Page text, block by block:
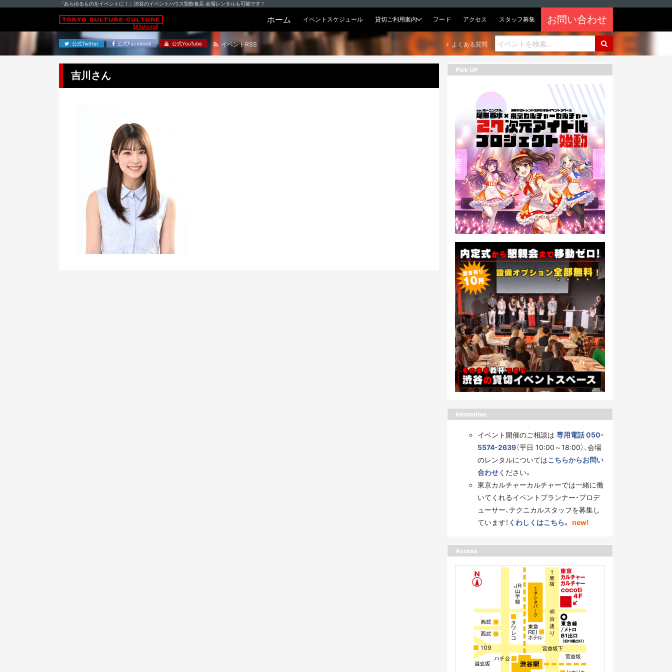
「あらゆるものをイベントに！」渋谷のイベントハウス型飲食店 会場レンタルも可能です！
ホーム イベントスケジュール 貸切ご利用案内 フード アクセス スタッフ募集 お問い合わせ
公式Twitter 公式Facebook 公式YouTube イベントRSS よくある質問
吉川さん Pick UP
Infomation
イベント開催のご相談は 専用電話 050-
5574-2639（平日 10:00～18:00）、会場
のレンタルについてはこちらからお問い
合わせください。
東京カルチャーカルチャーでは一緒に働
いてくれるイベントプランナー・プロデ
ューサー、テクニカルスタッフを募集し
ています！ くわしくはこちら。 new!
Access